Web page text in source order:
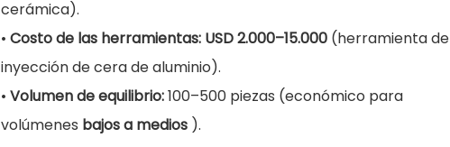
cerámica).
•Costo de las herramientas: USD 2.000–15.000 (herramienta de
inyección de cera de aluminio).
•Volumen de equilibrio:100–500 piezas (económico para
volúmenes bajos a medios ).